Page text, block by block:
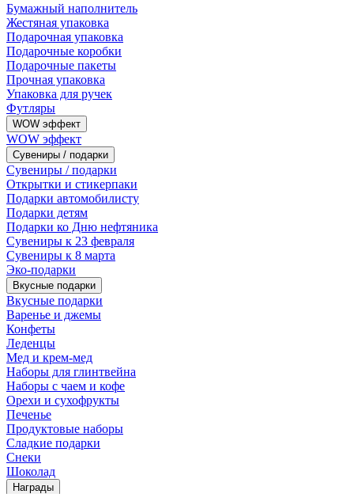
Бумажный наполнитель
Жестяная упаковка
Подарочная упаковка
Подарочные коробки
Подарочные пакеты
Прочная упаковка
Упаковка для ручек
Футляры
WOW эффект
WOW эффект
Сувениры / подарки
Сувениры / подарки
Открытки и стикерпаки
Подарки автомобилисту
Подарки детям
Подарки ко Дню нефтяника
Сувениры к 23 февраля
Сувениры к 8 марта
Эко-подарки
Вкусные подарки
Вкусные подарки
Варенье и джемы
Конфеты
Леденцы
Мед и крем-мед
Наборы для глинтвейна
Наборы с чаем и кофе
Орехи и сухофрукты
Печенье
Продуктовые наборы
Сладкие подарки
Снеки
Шоколад
Награды